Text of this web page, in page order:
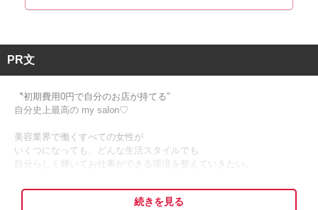
PR文
〝初期費用0円で自分のお店が持てる”
自分史上最高の my salon♡
美容業界で働くすべての女性が
いくつになっても、どんな生活スタイルでも
自分らしく輝いてお仕事ができる環境を整えていきたい。
女性が末永く仕事を続けられるために
ewaluは美容技術者へ開業支援というご提案と
続きを見る